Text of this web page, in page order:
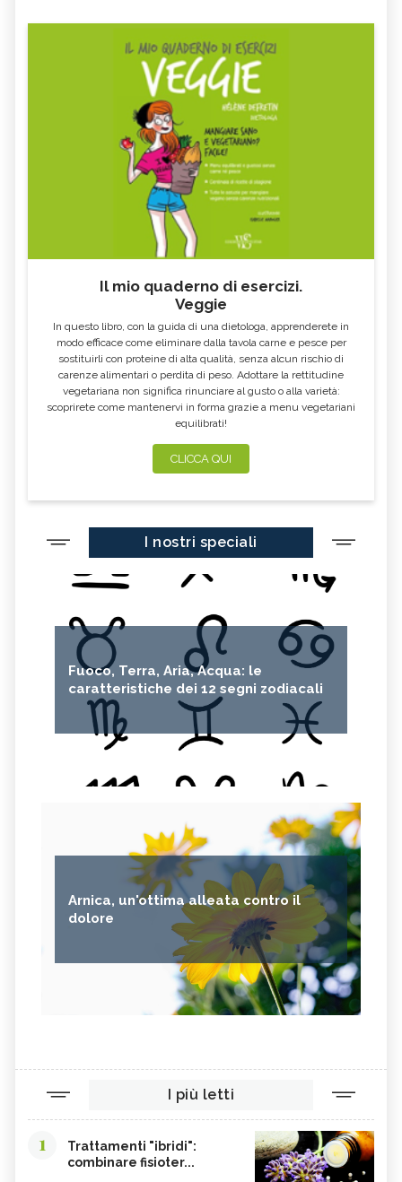
Il mio quaderno di esercizi.
Veggie
In questo libro, con la guida di una dietologa, apprenderete in
modo efficace come eliminare dalla tavola carne e pesce per
sostituirli con proteine di alta qualità, senza alcun rischio di
carenze alimentari o perdita di peso. Adottare la rettitudine
vegetariana non significa rinunciare al gusto o alla varietà:
scoprirete come mantenervi in forma grazie a menu vegetariani
equilibrati!
CLICCA QUI
I nostri speciali
Fuoco, Terra, Aria, Acqua: le
caratteristiche dei 12 segni zodiacali
Arnica, un'ottima alleata contro il
dolore
I più letti
1
Trattamenti "ibridi":
combinare fisioter...